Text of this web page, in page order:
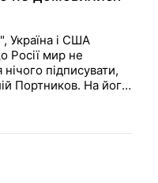
Україна і США
Росії мир не
підписувати,
Портников. На його
Трамп.